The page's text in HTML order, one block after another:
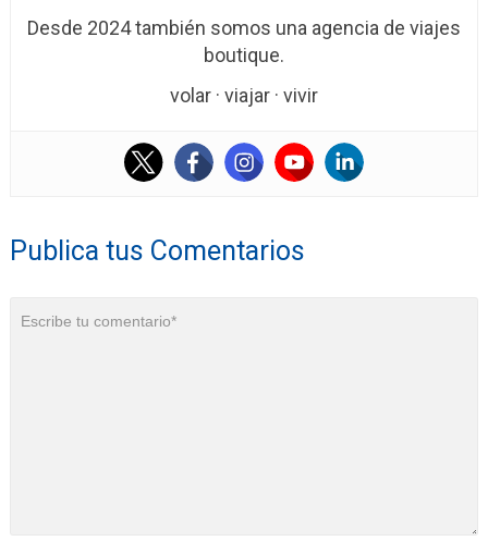
Desde 2024 también somos una agencia de viajes
boutique.
volar · viajar · vivir
Publica tus Comentarios